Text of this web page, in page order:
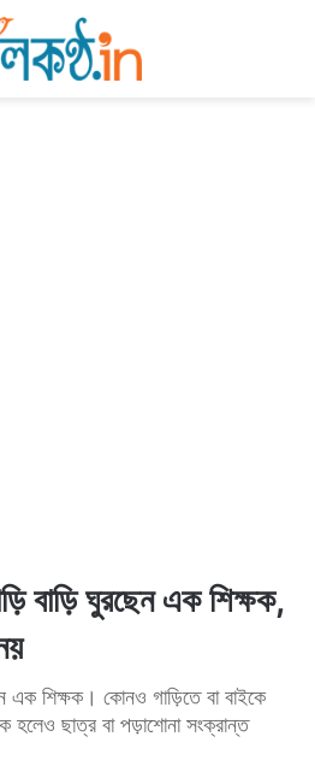
বাড়ি ঘুরছেন এক শিক্ষক,
এক শিক্ষক। কোনও গাড়িতে বা বাইকে
হলেও ছাত্র বা পড়াশোনা সংক্রান্ত